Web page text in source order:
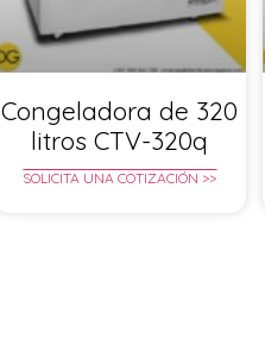
Congeladora de 320
litros CTV-320q
SOLICITA UNA COTIZACIÓN >>